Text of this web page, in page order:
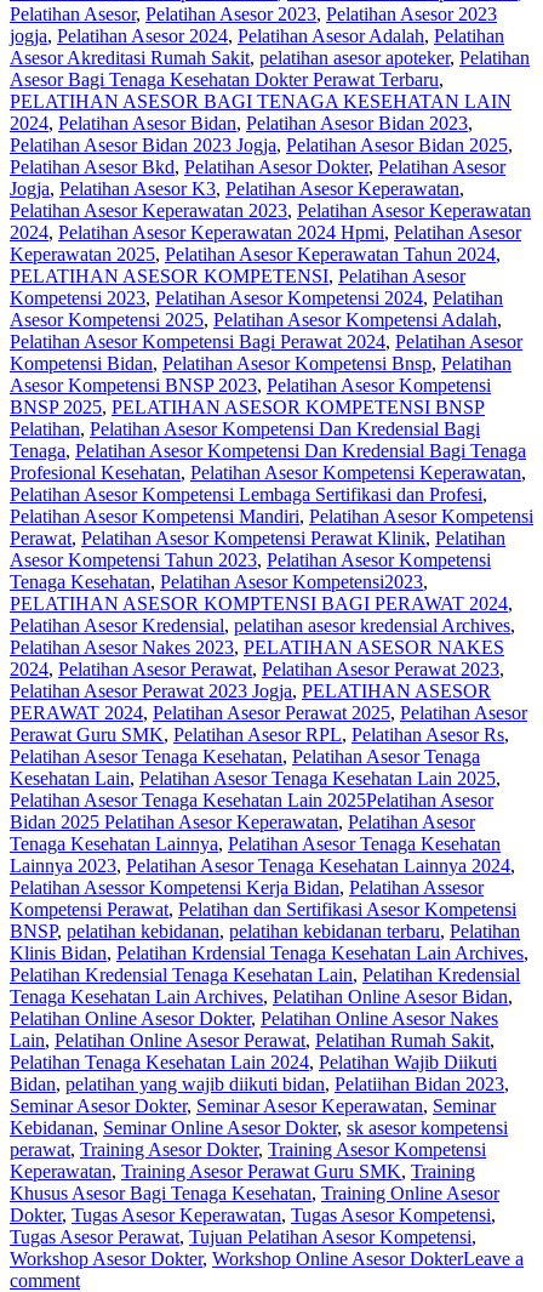
Pelatihan Asesor, Pelatihan Asesor 2023, Pelatihan Asesor 2023
jogja, Pelatihan Asesor 2024, Pelatihan Asesor Adalah, Pelatihan
Asesor Akreditasi Rumah Sakit, pelatihan asesor apoteker, Pelatihan
Asesor Bagi Tenaga Kesehatan Dokter Perawat Terbaru,
PELATIHAN ASESOR BAGI TENAGA KESEHATAN LAIN
2024, Pelatihan Asesor Bidan, Pelatihan Asesor Bidan 2023,
Pelatihan Asesor Bidan 2023 Jogja, Pelatihan Asesor Bidan 2025,
Pelatihan Asesor Bkd, Pelatihan Asesor Dokter, Pelatihan Asesor
Jogja, Pelatihan Asesor K3, Pelatihan Asesor Keperawatan,
Pelatihan Asesor Keperawatan 2023, Pelatihan Asesor Keperawatan
2024, Pelatihan Asesor Keperawatan 2024 Hpmi, Pelatihan Asesor
Keperawatan 2025, Pelatihan Asesor Keperawatan Tahun 2024,
PELATIHAN ASESOR KOMPETENSI, Pelatihan Asesor
Kompetensi 2023, Pelatihan Asesor Kompetensi 2024, Pelatihan
Asesor Kompetensi 2025, Pelatihan Asesor Kompetensi Adalah,
Pelatihan Asesor Kompetensi Bagi Perawat 2024, Pelatihan Asesor
Kompetensi Bidan, Pelatihan Asesor Kompetensi Bnsp, Pelatihan
Asesor Kompetensi BNSP 2023, Pelatihan Asesor Kompetensi
BNSP 2025, PELATIHAN ASESOR KOMPETENSI BNSP
Pelatihan, Pelatihan Asesor Kompetensi Dan Kredensial Bagi
Tenaga, Pelatihan Asesor Kompetensi Dan Kredensial Bagi Tenaga
Profesional Kesehatan, Pelatihan Asesor Kompetensi Keperawatan,
Pelatihan Asesor Kompetensi Lembaga Sertifikasi dan Profesi,
Pelatihan Asesor Kompetensi Mandiri, Pelatihan Asesor Kompetensi
Perawat, Pelatihan Asesor Kompetensi Perawat Klinik, Pelatihan
Asesor Kompetensi Tahun 2023, Pelatihan Asesor Kompetensi
Tenaga Kesehatan, Pelatihan Asesor Kompetensi2023,
PELATIHAN ASESOR KOMPTENSI BAGI PERAWAT 2024,
Pelatihan Asesor Kredensial, pelatihan asesor kredensial Archives,
Pelatihan Asesor Nakes 2023, PELATIHAN ASESOR NAKES
2024, Pelatihan Asesor Perawat, Pelatihan Asesor Perawat 2023,
Pelatihan Asesor Perawat 2023 Jogja, PELATIHAN ASESOR
PERAWAT 2024, Pelatihan Asesor Perawat 2025, Pelatihan Asesor
Perawat Guru SMK, Pelatihan Asesor RPL, Pelatihan Asesor Rs,
Pelatihan Asesor Tenaga Kesehatan, Pelatihan Asesor Tenaga
Kesehatan Lain, Pelatihan Asesor Tenaga Kesehatan Lain 2025,
Pelatihan Asesor Tenaga Kesehatan Lain 2025Pelatihan Asesor
Bidan 2025 Pelatihan Asesor Keperawatan, Pelatihan Asesor
Tenaga Kesehatan Lainnya, Pelatihan Asesor Tenaga Kesehatan
Lainnya 2023, Pelatihan Asesor Tenaga Kesehatan Lainnya 2024,
Pelatihan Asessor Kompetensi Kerja Bidan, Pelatihan Assesor
Kompetensi Perawat, Pelatihan dan Sertifikasi Asesor Kompetensi
BNSP, pelatihan kebidanan, pelatihan kebidanan terbaru, Pelatihan
Klinis Bidan, Pelatihan Krdensial Tenaga Kesehatan Lain Archives,
Pelatihan Kredensial Tenaga Kesehatan Lain, Pelatihan Kredensial
Tenaga Kesehatan Lain Archives, Pelatihan Online Asesor Bidan,
Pelatihan Online Asesor Dokter, Pelatihan Online Asesor Nakes
Lain, Pelatihan Online Asesor Perawat, Pelatihan Rumah Sakit,
Pelatihan Tenaga Kesehatan Lain 2024, Pelatihan Wajib Diikuti
Bidan, pelatihan yang wajib diikuti bidan, Pelatiihan Bidan 2023,
Seminar Asesor Dokter, Seminar Asesor Keperawatan, Seminar
Kebidanan, Seminar Online Asesor Dokter, sk asesor kompetensi
perawat, Training Asesor Dokter, Training Asesor Kompetensi
Keperawatan, Training Asesor Perawat Guru SMK, Training
Khusus Asesor Bagi Tenaga Kesehatan, Training Online Asesor
Dokter, Tugas Asesor Keperawatan, Tugas Asesor Kompetensi,
Tugas Asesor Perawat, Tujuan Pelatihan Asesor Kompetensi,
Workshop Asesor Dokter, Workshop Online Asesor DokterLeave a
comment